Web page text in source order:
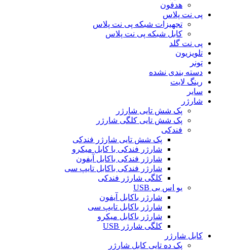
هدفون
پی نت پلاس
تجهیزات شبکه پی نت پلاس
کابل شبکه پی نت پلاس
پی نت گلد
تلویزیون
تونر
دسته بندی نشده
رینگ لایت
سایر
شارژر
پک شش تایی شارژر
پک شش تایی کلگی شارژر
فندکی
پک شش تایی شارژر فندکی
شارژر فندکی با کابل میکرو
شارژر فندکی باکابل آیفون
شارژر فندکی باکابل تایپ سی
کلگی شارژر فندکی
یو اس بی USB
شارژر باکابل آیفون
شارژر باکابل تایپ سی
شارژر باکابل میکرو
کلگی شارژر USB
کابل شارژر
پک ده تایی کابل شارژر